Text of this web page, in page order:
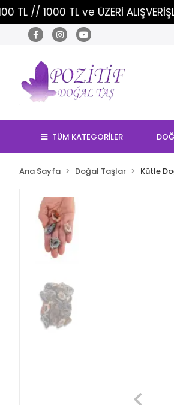
ve ÜZERİ ALIŞVERİŞLERİNİZDE
TÜM KATEGORİLER
Ana Sayfa Doğal Taşlar Kütle